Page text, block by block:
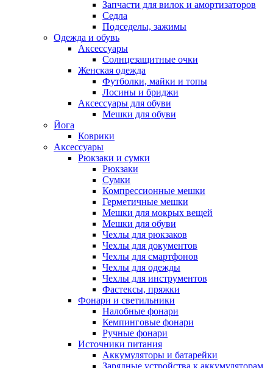
Запчасти для вилок и амортизаторов
Седла
Подседелы, зажимы
Одежда и обувь
Аксессуары
Солнцезащитные очки
Женская одежда
Футболки, майки и топы
Лосины и бриджи
Аксессуары для обуви
Мешки для обуви
Йога
Коврики
Аксессуары
Рюкзаки и сумки
Рюкзаки
Сумки
Компрессионные мешки
Герметичные мешки
Мешки для мокрых вещей
Мешки для обуви
Чехлы для рюкзаков
Чехлы для документов
Чехлы для смартфонов
Чехлы для одежды
Чехлы для инструментов
Фастексы, пряжки
Фонари и светильники
Налобные фонари
Кемпинговые фонари
Ручные фонари
Источники питания
Аккумуляторы и батарейки
Зарядные устройства к аккумуляторам